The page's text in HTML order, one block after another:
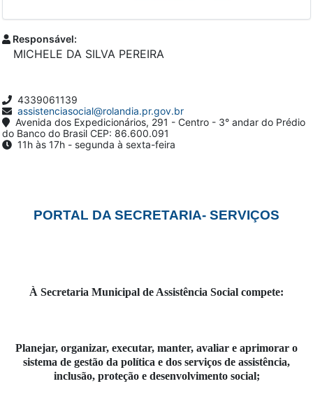
Responsável:
MICHELE DA SILVA PEREIRA
4339061139
assistenciasocial@rolandia.pr.gov.br
Avenida dos Expedicionários, 291 - Centro - 3° andar do Prédio
do Banco do Brasil CEP: 86.600.091
11h às 17h - segunda à sexta-feira
PORTAL DA SECRETARIA- SERVIÇOS
À Secretaria Municipal de Assistência Social compete:
Planejar, organizar, executar, manter, avaliar e aprimorar o
sistema de gestão da política e dos serviços de assistência,
inclusão, proteção e desenvolvimento social;